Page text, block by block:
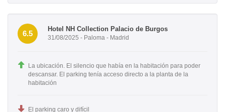
6.5
Hotel NH Collection Palacio de Burgos
31/08/2025 - Paloma - Madrid
La ubicación. El silencio que había en la habitación para poder
descansar. El parking tenía acceso directo a la planta de la
habitación
El parking caro y difícil